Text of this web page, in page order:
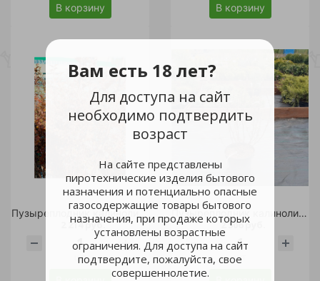
Вам есть 18 лет?
Для доступа на сайт
необходимо подтвердить
возраст
На сайте представлены
пиротехнические изделия бытового
назначения и потенциально опасные
газосодержащие товары бытового
назначения, при продаже которых
установлены возрастные
ограничения. Для доступа на сайт
подтвердите, пожалуйста, свое
совершеннолетие.
В корзину
В корзину
Пузыреплодник калинолистный Диабл Дор C5 1шт/ DIABLE DOR
2 214 руб.
шт
Пузыреплодник калинолистный Пантер С5 1шт /Panther
2 506 руб.
шт